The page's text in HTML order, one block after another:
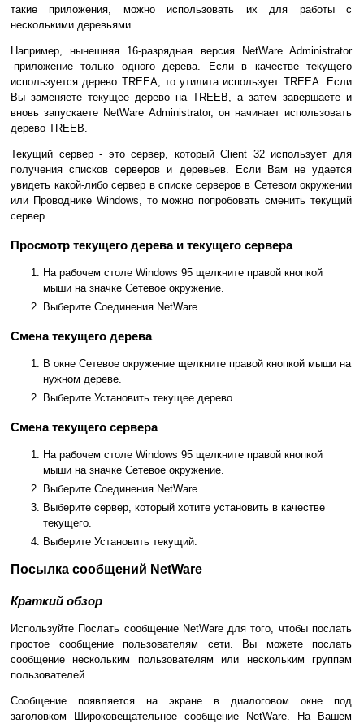
такие приложения, можно использовать их для работы с
несколькими деревьями.
Например, нынешняя 16-разрядная версия NetWare Administrator
-приложение только одного дерева. Если в качестве текущего
используется дерево TREEA, то утилита использует TREEA. Если
Вы заменяете текущее дерево на TREEB, а затем завершаете и
вновь запускаете NetWare Administrator, он начинает использовать
дерево TREEB.
Текущий сервер - это сервер, который Client 32 использует для
получения списков серверов и деревьев. Если Вам не удается
увидеть какой-либо сервер в списке серверов в Сетевом окружении
или Проводнике Windows, то можно попробовать сменить текущий
сервер.
Просмотр текущего дерева и текущего сервера
На рабочем столе Windows 95 щелкните правой кнопкой
мыши на значке Сетевое окружение.
Выберите Соединения NetWare.
Смена текущего дерева
В окне Сетевое окружение щелкните правой кнопкой мыши на
нужном дереве.
Выберите Установить текущее дерево.
Смена текущего сервера
На рабочем столе Windows 95 щелкните правой кнопкой
мыши на значке Сетевое окружение.
Выберите Соединения NetWare.
Выберите сервер, который хотите установить в качестве
текущего.
Выберите Установить текущий.
Посылка сообщений NetWare
Краткий обзор
Используйте Послать сообщение NetWare для того, чтобы послать
простое сообщение пользователям сети. Вы можете послать
сообщение нескольким пользователям или нескольким группам
пользователей.
Сообщение появляется на экране в диалоговом окне под
заголовком Широковещательное сообщение NetWare. На Вашем